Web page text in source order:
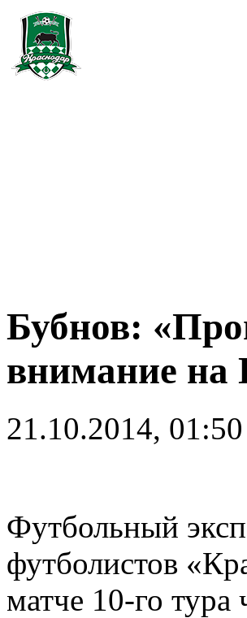
Бубнов:
внимание на
21.10.2014, 01:50
Футбольный
футболистов
матче 10-го